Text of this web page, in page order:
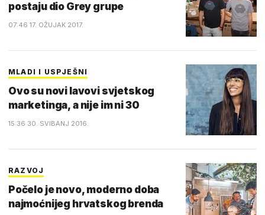
postaju dio Grey grupe
07:46 17. OŽUJAK 2017.
MLADI I USPJEŠNI
Ovo su novi lavovi svjetskog
marketinga, a nije im ni 30
15:36 30. SVIBANJ 2016.
RAZVOJ
Počelo je novo, moderno doba
najmoćnijeg hrvatskog brenda